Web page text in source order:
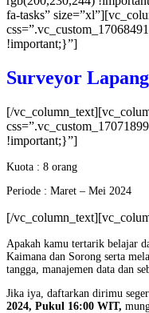
fa-tasks”
!important;}”]
Surveyor
[/
!important;}”]
Kuota : 8 orang
Periode : Maret – Mei 2024
[/
Apakah kamu tertarik belajar
Kaimana dan Sorong serta
tangga, manajemen data dan
Jika iya, daftarkan dirimu
2024, Pukul 16:00 WIT, m